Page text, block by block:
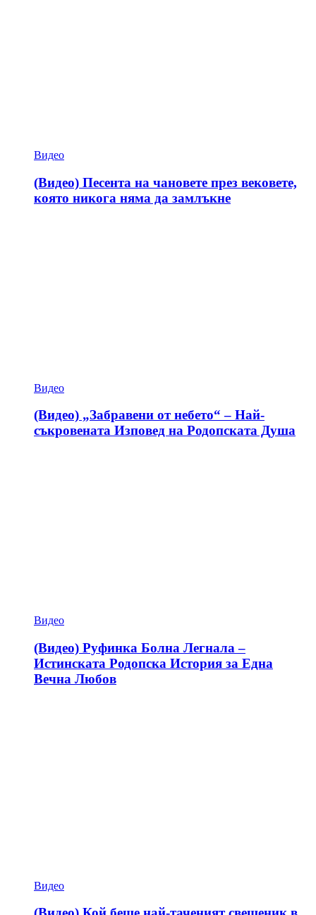
Видео
(Видео) Песента на чановете през вековете,
която никога няма да замлъкне
Видео
(Видео) „Забравени от небето“ – Най-
съкровената Изповед на Родопската Душа
Видео
(Видео) Руфинка Болна Легнала –
Истинската Родопска История за Една
Вечна Любов
Видео